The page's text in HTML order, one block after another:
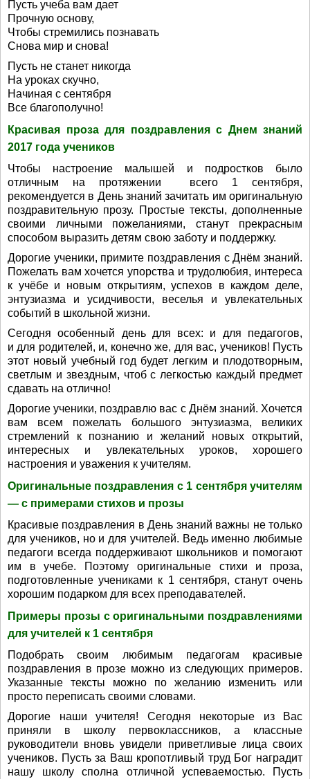
Пусть учеба вам дает
Прочную основу,
Чтобы стремились познавать
Снова мир и снова!
Пусть не станет никогда
На уроках скучно,
Начиная с сентября
Все благополучно!
Красивая проза для поздравления с Днем знаний
2017 года учеников
Чтобы настроение малышей и подростков было
отличным на протяжении всего 1 сентября,
рекомендуется в День знаний зачитать им оригинальную
поздравительную прозу. Простые тексты, дополненные
своими личными пожеланиями, станут прекрасным
способом выразить детям свою заботу и поддержку.
Дорогие ученики, примите поздравления с Днём знаний.
Пожелать вам хочется упорства и трудолюбия, интереса
к учёбе и новым открытиям, успехов в каждом деле,
энтузиазма и усидчивости, веселья и увлекательных
событий в школьной жизни.
Сегодня особенный день для всех: и для педагогов,
и для родителей, и, конечно же, для вас, учеников! Пусть
этот новый учебный год будет легким и плодотворным,
светлым и звездным, чтоб с легкостью каждый предмет
сдавать на отлично!
Дорогие ученики, поздравлю вас с Днём знаний. Хочется
вам всем пожелать большого энтузиазма, великих
стремлений к познанию и желаний новых открытий,
интересных и увлекательных уроков, хорошего
настроения и уважения к учителям.
Оригинальные поздравления с 1 сентября учителям
— с примерами стихов и прозы
Красивые поздравления в День знаний важны не только
для учеников, но и для учителей. Ведь именно любимые
педагоги всегда поддерживают школьников и помогают
им в учебе. Поэтому оригинальные стихи и проза,
подготовленные учениками к 1 сентября, станут очень
хорошим подарком для всех преподавателей.
Примеры прозы с оригинальными поздравлениями
для учителей к 1 сентября
Подобрать своим любимым педагогам красивые
поздравления в прозе можно из следующих примеров.
Указанные тексты можно по желанию изменить или
просто переписать своими словами.
Дорогие наши учителя! Сегодня некоторые из Вас
приняли в школу первоклассников, а классные
руководители вновь увидели приветливые лица своих
учеников. Пусть за Ваш кропотливый труд Бог наградит
нашу школу сполна отличной успеваемостью. Пусть